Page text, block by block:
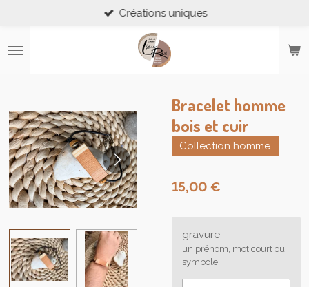
contenu
principal
Créations uniques
Bracelet homme
bois et cuir
Collection homme
15,00 €
gravure
un prénom, mot court ou
symbole